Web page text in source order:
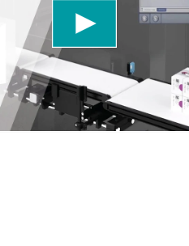
che potrebbe raccogliere dati
rivedi i dettagli e accetta il
video.
Maggiori informazioni